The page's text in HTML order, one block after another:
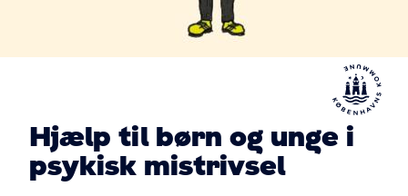
Hjælp til børn og unge i
psykisk mistrivsel